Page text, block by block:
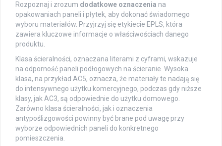
Rozpoznaj i zrozum dodatkowe oznaczenia na
opakowaniach paneli i płytek, aby dokonać świadomego
wyboru materiałów. Przyjrzyj się etykiecie EPLS, która
zawiera kluczowe informacje o właściwościach danego
produktu.
Klasa ścieralności, oznaczana literami z cyframi, wskazuje
na odporność paneli podłogowych na ścieranie. Wysoka
klasa, na przykład AC5, oznacza, że materiały te nadają się
do intensywnego użytku komercyjnego, podczas gdy niższe
klasy, jak AC3, są odpowiednie do użytku domowego.
Zarówno klasa ścieralności, jak i oznaczenia
antypoślizgowości powinny być brane pod uwagę przy
wyborze odpowiednich paneli do konkretnego
pomieszczenia.